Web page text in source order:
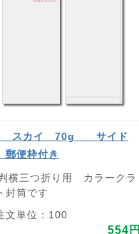
スカイ 70g サイド
便枠付き
横三つ折り用 カラークラ
封筒です
文単位：100
554円